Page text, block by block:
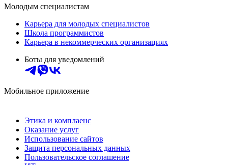
Молодым специалистам
Карьера для молодых специалистов
Школа программистов
Карьера в некоммерческих организациях
Боты для уведомлений
Мобильное приложение
Этика и комплаенс
Оказание услуг
Использование сайтов
Защита персональных данных
Пользовательское соглашение